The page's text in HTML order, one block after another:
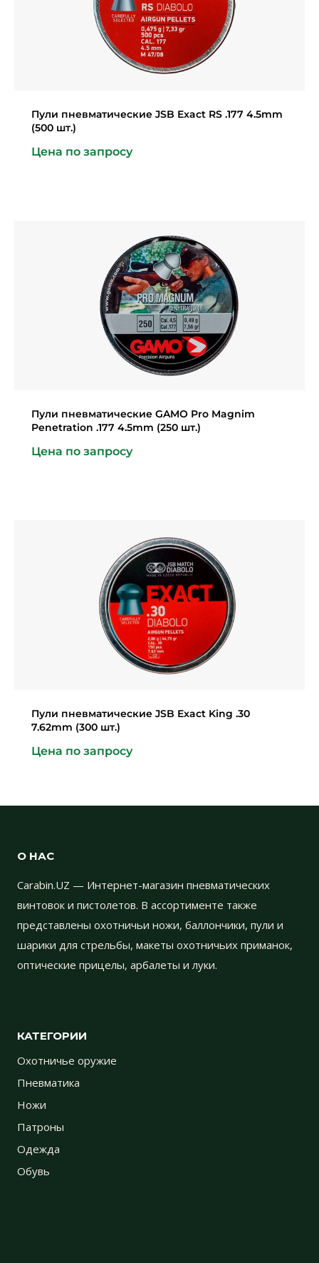
Пули пневматические JSB Exact RS .177 4.5mm
(500 шт.)
Цена по запросу
Пули пневматические GAMO Pro Magnim
Penetration .177 4.5mm (250 шт.)
Цена по запросу
Пули пневматические JSB Exact King .30
7.62mm (300 шт.)
Цена по запросу
О НАС
Carabin.UZ — Интернет-магазин пневматических
винтовок и пистолетов. В ассортименте также
представлены охотничьи ножи, баллончики, пули и
шарики для стрельбы, макеты охотничьих приманок,
оптические прицелы, арбалеты и луки.
КАТЕГОРИИ
Охотничье оружие
Пневматика
Ножи
Патроны
Одежда
Обувь